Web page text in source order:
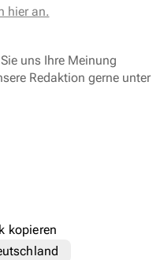
hier an.
uns Ihre Meinung
Redaktion gerne unter
kopieren